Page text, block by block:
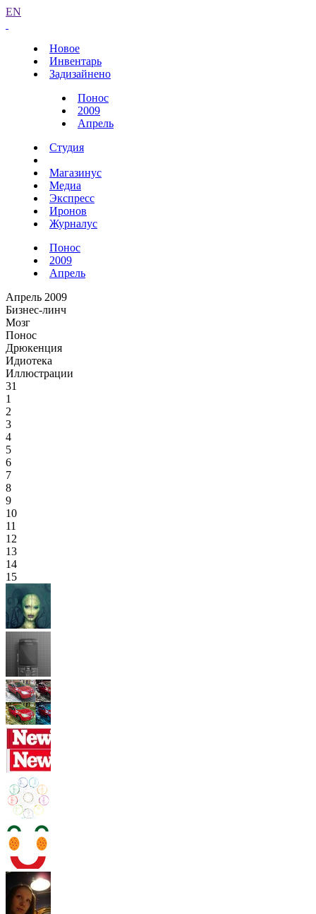
EN
Новое
Инвентарь
Задизайнено
Понос
2009
Апрель
Студия
Магазинус
Медиа
Экспресс
Иронов
Журналус
Понос
2009
Апрель
Апрель 2009
Бизнес-линч
Мозг
Понос
Дрюкенция
Идиотека
Иллюстрации
31
1
2
3
4
5
6
7
8
9
10
11
12
13
14
15